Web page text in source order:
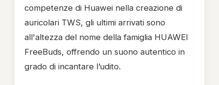
competenze di Huawei nella creazione di
auricolari TWS, gli ultimi arrivati sono
all'altezza del nome della famiglia HUAWEI
FreeBuds, offrendo un suono autentico in
grado di incantare l’udito.